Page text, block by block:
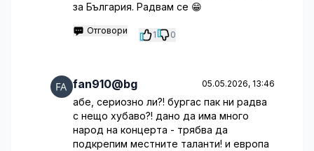
за България. Радвам се 😁
Отговори 1 0
fan910@bg 05.05.2026, 13:46
абе, сериозно ли?! бургас пак ни радва
с нещо хубаво?! дано да има много
народ на концерта - трябва да
подкрепим местните таланти! и европа